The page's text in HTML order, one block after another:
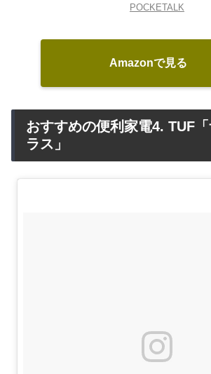
POCKETALK
Amazonで見る
おすすめの便利家電4. TUF
ラス」